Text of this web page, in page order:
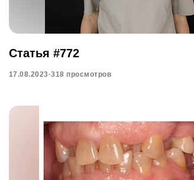
Статья #772
17.08.2023·318 просмотров